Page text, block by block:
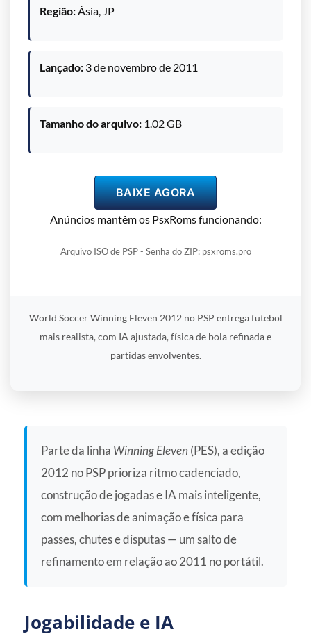
Região:Ásia, JP
Lançado: 3 de novembro de 2011
Tamanho do arquivo: 1.02 GB
BAIXE AGORA
Anúncios mantêm os PsxRoms funcionando:
Arquivo ISO de PSP - Senha do ZIP: psxroms.pro
World Soccer Winning Eleven 2012 no PSP entrega futebol
mais realista, com IA ajustada, física de bola refinada e
partidas envolventes.
Parte da linha Winning Eleven (PES), a edição
2012 no PSP prioriza ritmo cadenciado,
construção de jogadas e IA mais inteligente,
com melhorias de animação e física para
passes, chutes e disputas — um salto de
refinamento em relação ao 2011 no portátil.
Jogabilidade e IA